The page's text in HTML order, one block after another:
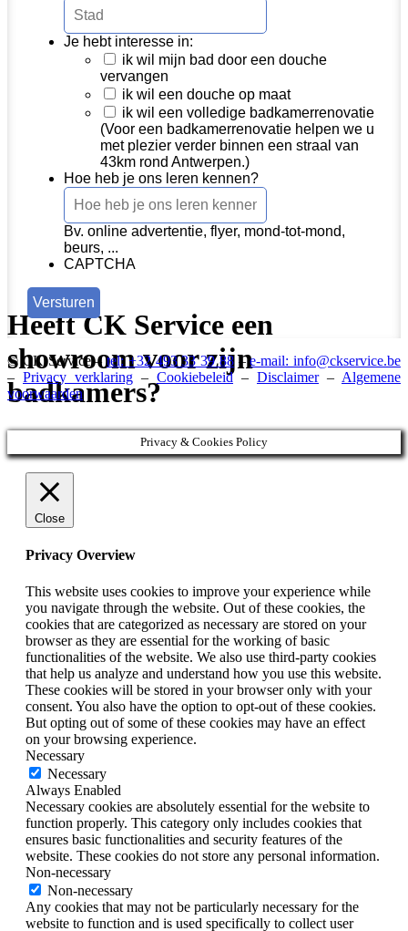
Heeft CK Service een
showroom voor zijn
badkamers?
Je hebt interesse in:
ik wil mijn bad door een douche
vervangen
ik wil een douche op maat
ik wil een volledige badkamerrenovatie
(Voor een badkamerrenovatie helpen we u
met plezier verder binnen een straal van
43km rond Antwerpen.)
Hoe heb je ons leren kennen?
Bv. online advertentie, flyer, mond-tot-mond,
beurs, ...
CAPTCHA
© CK Service –tel: +32 493 33 39 88–e-mail: info@ckservice.be
– Privacy verklaring – Cookiebeleid– Disclaimer– Algemene
voorwaarden
Privacy & Cookies Policy
Close
Privacy Overview
This website uses cookies to improve your experience while
you navigate through the website. Out of these cookies, the
cookies that are categorized as necessary are stored on your
browser as they are essential for the working of basic
functionalities of the website. We also use third-party cookies
that help us analyze and understand how you use this website.
These cookies will be stored in your browser only with your
consent. You also have the option to opt-out of these cookies.
But opting out of some of these cookies may have an effect
on your browsing experience.
Necessary
Necessary
Always Enabled
Necessary cookies are absolutely essential for the website to
function properly. This category only includes cookies that
ensures basic functionalities and security features of the
website. These cookies do not store any personal information.
Non-necessary
Non-necessary
Any cookies that may not be particularly necessary for the
website to function and is used specifically to collect user